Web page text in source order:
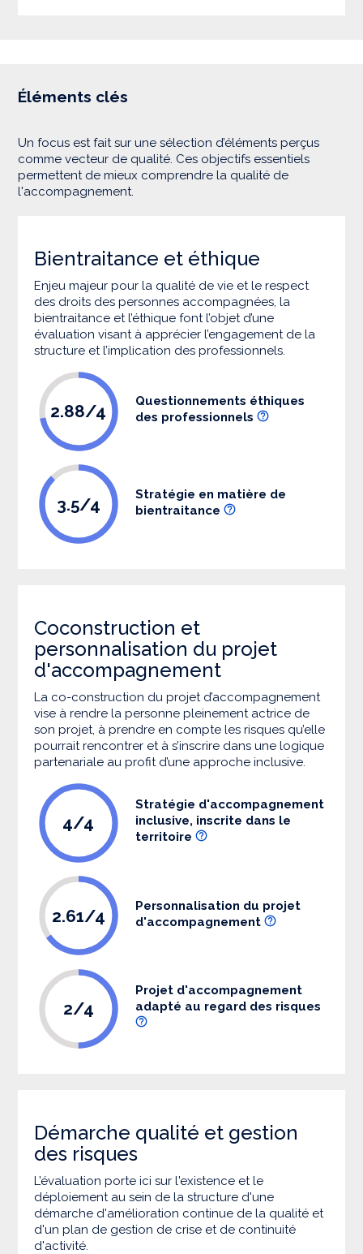
Éléments clés
Un focus est fait sur une sélection d’éléments perçus
comme vecteur de qualité. Ces objectifs essentiels
permettent de mieux comprendre la qualité de
l'accompagnement.
Bientraitance et éthique
Enjeu majeur pour la qualité de vie et le respect
des droits des personnes accompagnées, la
bientraitance et l’éthique font l’objet d’une
évaluation visant à apprécier l’engagement de la
structure et l’implication des professionnels.
2.88/4
Questionnements éthiques
des professionnels
3.5/4
Stratégie en matière de
bientraitance
Coconstruction et
personnalisation du projet
d'accompagnement
La co-construction du projet d’accompagnement
vise à rendre la personne pleinement actrice de
son projet, à prendre en compte les risques qu’elle
pourrait rencontrer et à s’inscrire dans une logique
partenariale au profit d’une approche inclusive.
4/4
Stratégie d'accompagnement
inclusive, inscrite dans le
territoire
2.61/4
Personnalisation du projet
d'accompagnement
2/4
Projet d'accompagnement
adapté au regard des risques
Démarche qualité et gestion
des risques
L’évaluation porte ici sur l'existence et le
déploiement au sein de la structure d'une
démarche d'amélioration continue de la qualité et
d'un plan de gestion de crise et de continuité
d'activité.